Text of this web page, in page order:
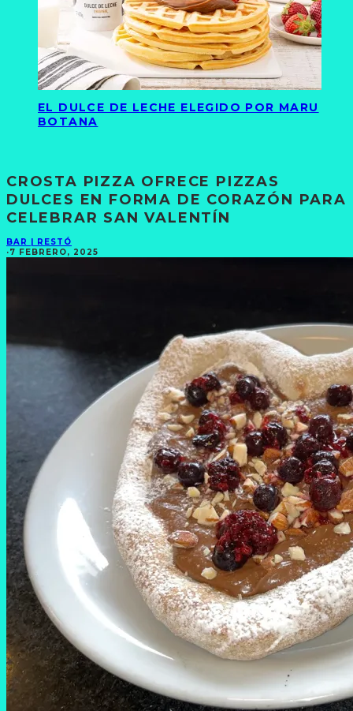
EL DULCE DE LECHE ELEGIDO POR MARU
BOTANA
CROSTA PIZZA OFRECE PIZZAS
DULCES EN FORMA DE CORAZÓN PARA
CELEBRAR SAN VALENTÍN
BAR | RESTÓ
·7 FEBRERO, 2025